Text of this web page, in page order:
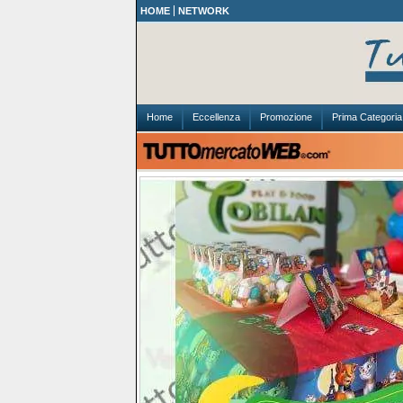
HOME NETWORK
Home Eccellenza Promozione Prima Categoria